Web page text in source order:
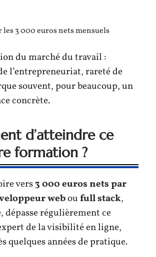
3 000 euros nets mensuels
du marché du travail :
l’entrepreneuriat, rareté de
souvent, pour beaucoup, un
concrète.
d’atteindre ce
formation ?
vers3 000 euros nets par
weboufull stack,
dépasse régulièrement ce
de la visibilité en ligne,
quelques années de pratique.